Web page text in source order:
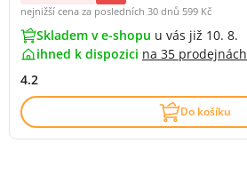
nejnižší cena za posledních 30 dnů 599 Kč
Skladem v e-shopu u vás již 10. 8.
ihned k dispozici na 35 prodejnách
4.2
Do košíku